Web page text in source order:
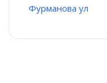
Фурманова ул